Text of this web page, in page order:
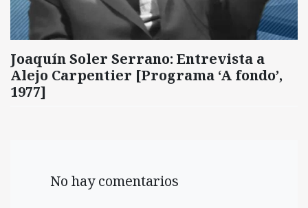
Joaquín Soler Serrano: Entrevista a
Alejo Carpentier [Programa ‘A fondo’,
1977]
No hay comentarios